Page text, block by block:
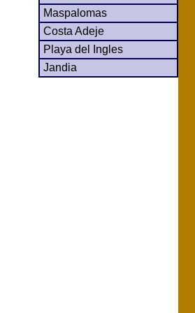
Maspalomas
Costa Adeje
Playa del Ingles
Jandia